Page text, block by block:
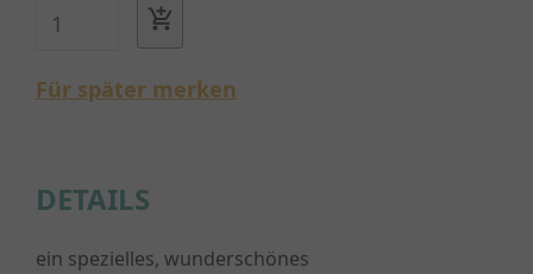
Für später merken
DETAILS
ein spezielles, wunderschönes